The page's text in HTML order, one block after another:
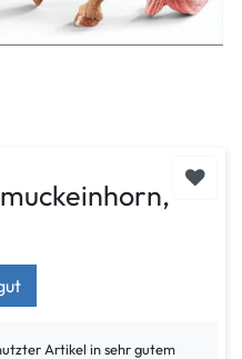
Artikel in sehr gutem